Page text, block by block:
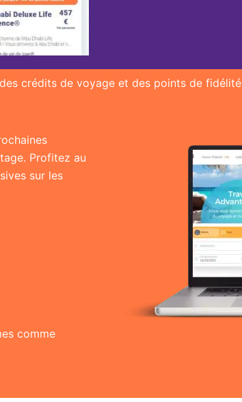
crédits de voyage et des points de fidélité
Profitez au
sur les
comme